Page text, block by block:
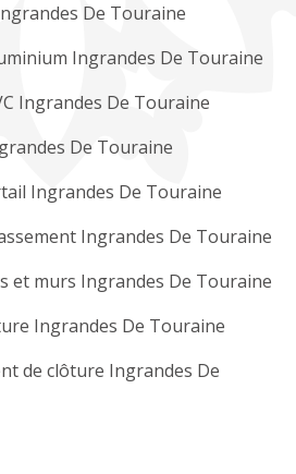
De Touraine
Ingrandes De Touraine
Ingrandes De Touraine
De Touraine
Ingrandes De Touraine
Ingrandes De Touraine
et murs Ingrandes De Touraine
Ingrandes De Touraine
de clôture Ingrandes De